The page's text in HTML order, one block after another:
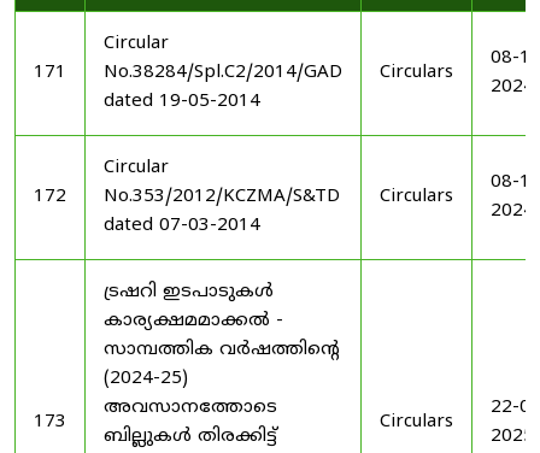
171
Circular
No.38284/Spl.C2/2014/GAD
dated 19-05-2014
Circulars
08-
2024
172
Circular
No.353/2012/KCZMA/S&TD
dated 07-03-2014
Circulars
08-
2024
173
ട്രഷറി ഇടപാടുകൾ
കാര്യക്ഷമമാക്കൽ -
സാമ്പത്തിക വർഷത്തിന്റെ
(2024-25)
അവസാനത്തോടെ
ബില്ലുകൾ തിരക്കിട്ട്
Circulars
22-
2025